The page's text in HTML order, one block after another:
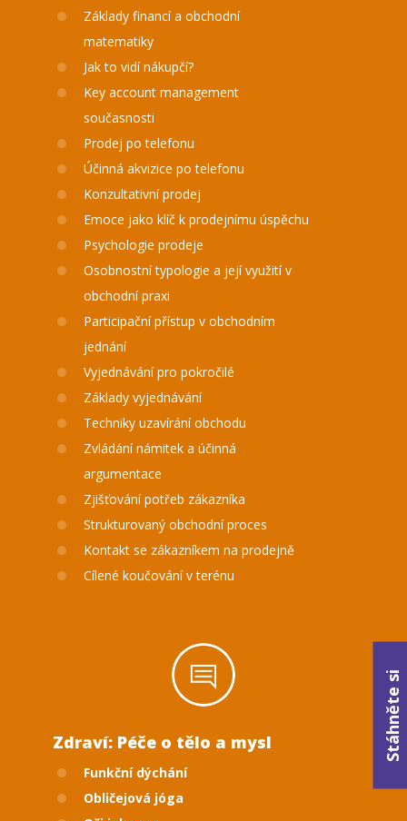
Základy financí a obchodní
matematiky
Jak to vidí nákupčí?
Key account management
současnosti
Prodej po telefonu
Účinná akvizice po telefonu
Konzultativní prodej
Emoce jako klíč k prodejnímu úspěchu
Psychologie prodeje
Osobnostní typologie a její využití v
obchodní praxi
Participační přístup v obchodním
jednání
Vyjednávání pro pokročilé
Základy vyjednávání
Techniky uzavírání obchodu
Zvládání námitek a účinná
argumentace
Zjišťování potřeb zákazníka
Strukturovaný obchodní proces
Kontakt se zákazníkem na prodejně
Cílené koučování v terénu
Zdraví: Péče o tělo a mysl
Funkční dýchání
Obličejová jóga
Stáhněte si